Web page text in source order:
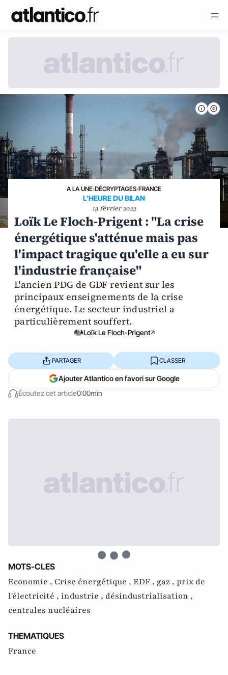
A LA UNE›DÉCRYPTAGES›FRANCE
L'HEURE DU BILAN
19 février 2023
Loïk Le Floch-Prigent : "La crise
énergétique s'atténue mais pas
l'impact tragique qu'elle a eu sur
l'industrie française"
L'ancien PDG de GDF revient sur les
principaux enseignements de la crise
énergétique. Le secteur industriel a
particulièrement souffert.
Loïk Le Floch-Prigent
Écoutez cet article0:00min
PARTAGER CLASSER
Ajouter Atlantico en favori sur Google
MOTS-CLES
Economie , Crise énergétique , EDF , gaz , prix de
l'électricité , industrie , désindustrialisation ,
centrales nucléaires
THEMATIQUES
France